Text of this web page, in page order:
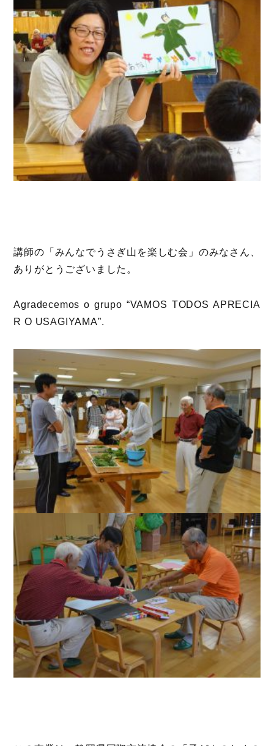
講師の「みんなでうさぎ山を楽しむ会」のみなさん、
ありがとうございました。
Agradecemos o grupo “VAMOS TODOS APRECIA
R O USAGIYAMA”.